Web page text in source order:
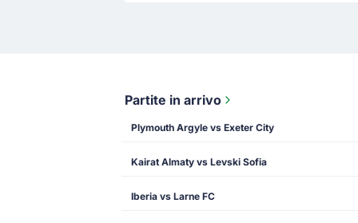
Partite in arrivo
Plymouth Argyle vs Exeter City
Kairat Almaty vs Levski Sofia
Iberia vs Larne FC